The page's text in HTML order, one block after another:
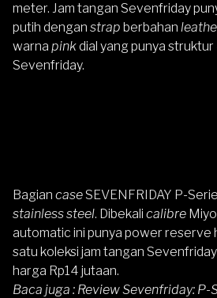
meter. Jam tangan Sevenfriday
putih dengan strap berbahan
warna pinkdial yang punya
Sevenfriday.
Bagian case SEVENFRIDAY P-
stainless steel. Dibekali calibre
automatic ini punya power reserve
satu koleksi jam tangan
harga Rp14 jutaan.
Baca juga : Review Sevenfriday: P-